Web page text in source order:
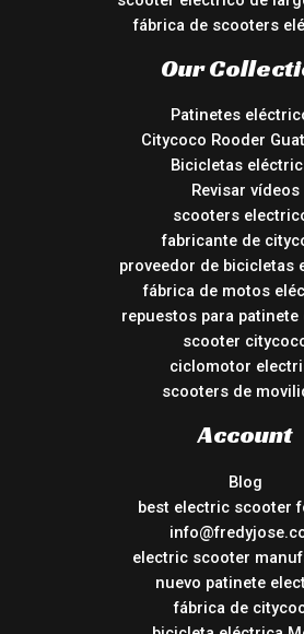
fábrica de scooters
Our
Patinetes
Citycoco Rooder
Bicicletas
Revisar vídeos
scooters
fabricante de
proveedor de bicicletas
fábrica de motos
repuestos para
scooter
ciclomotor
scooters de
Account
Blog
best electric scooter
electric scooter
nuevo patinete
fábrica de